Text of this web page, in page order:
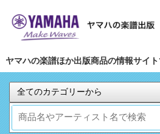
ヤマハの楽譜ほか出版商品の情報サイト